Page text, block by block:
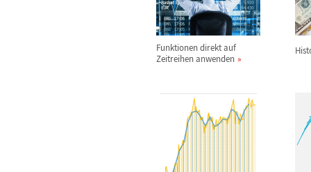
Funktionen direkt auf
Zeitreihen anwenden